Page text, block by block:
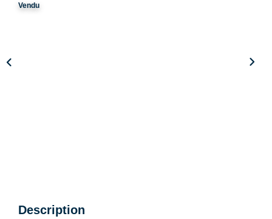
Vendu
Description